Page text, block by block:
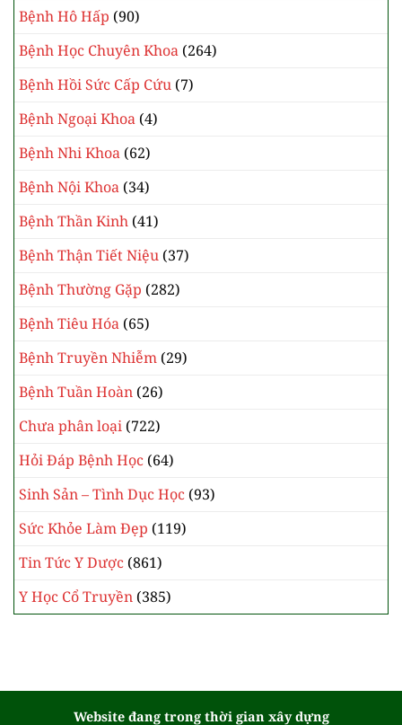
Bệnh Hô Hấp (90)
Bệnh Học Chuyên Khoa (264)
Bệnh Hồi Sức Cấp Cứu (7)
Bệnh Ngoại Khoa (4)
Bệnh Nhi Khoa (62)
Bệnh Nội Khoa (34)
Bệnh Thần Kinh (41)
Bệnh Thận Tiết Niệu (37)
Bệnh Thường Gặp (282)
Bệnh Tiêu Hóa (65)
Bệnh Truyền Nhiễm (29)
Bệnh Tuần Hoàn (26)
Chưa phân loại (722)
Hỏi Đáp Bệnh Học (64)
Sinh Sản – Tình Dục Học (93)
Sức Khỏe Làm Đẹp (119)
Tin Tức Y Dược (861)
Y Học Cổ Truyền (385)
Website đang trong thời gian xây dựng